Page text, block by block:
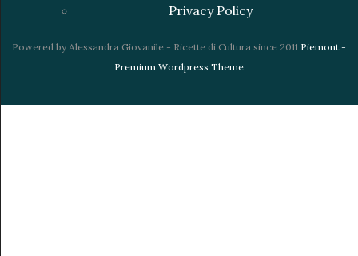
Privacy Policy
Powered by Alessandra Giovanile - Ricette di Cultura since 2011 Piemont -
Premium Wordpress Theme